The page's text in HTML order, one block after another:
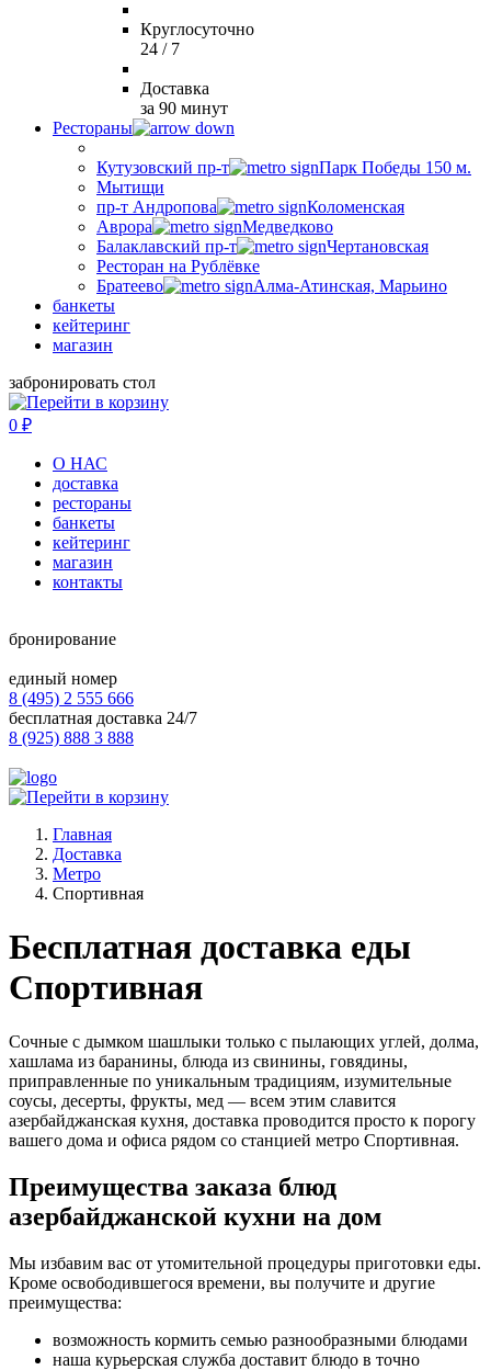
Круглосуточно
24 / 7
Доставка
за 90 минут
Рестораны
Кутузовский пр-т
Парк Победы 150 м.
Мытищи
пр-т Андропова
Коломенская
Аврора
Медведково
Балаклавский пр-т
Чертановская
Ресторан на Рублёвке
Братеево
Алма-Атинская, Марьино
банкеты
кейтеринг
магазин
забронировать стол
0 ₽
О НАС
доставка
рестораны
банкеты
кейтеринг
магазин
контакты
бронирование
единый номер
8 (495) 2 555 666
бесплатная доставка 24/7
8 (925) 888 3 888
Главная
Доставка
Метро
Спортивная
Бесплатная доставка еды
Спортивная
Сочные с дымком шашлыки только с пылающих углей, долма,
хашлама из баранины, блюда из свинины, говядины,
приправленные по уникальным традициям, изумительные
соусы, десерты, фрукты, мед — всем этим славится
азербайджанская кухня, доставка проводится просто к порогу
вашего дома и офиса рядом со станцией метро Спортивная.
Преимущества заказа блюд
азербайджанской кухни на дом
Мы избавим вас от утомительной процедуры приготовки еды.
Кроме освободившегося времени, вы получите и другие
преимущества:
возможность кормить семью разнообразными блюдами
наша курьерская служба доставит блюдо в точно